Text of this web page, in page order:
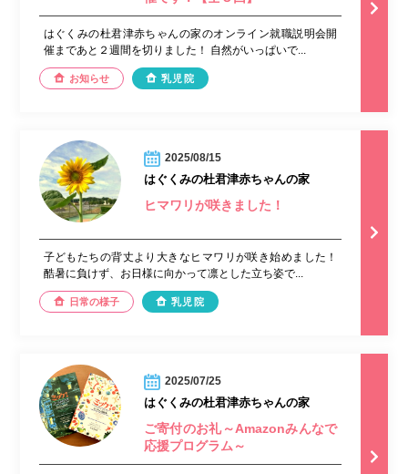
はぐくみの杜君津赤ちゃんの家のオンライン就職説明会開
催まであと２週間を切りました！ 自然がいっぱいで...
お知らせ 乳児院
2025/08/15
はぐくみの杜君津赤ちゃんの家
ヒマワリが咲きました！
子どもたちの背丈より大きなヒマワリが咲き始めました！
酷暑に負けず、お日様に向かって凛とした立ち姿で...
日常の様子 乳児院
2025/07/25
はぐくみの杜君津赤ちゃんの家
ご寄付のお礼～Amazonみんなで
応援プログラム～